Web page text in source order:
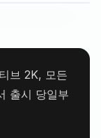
브 2K, 모든
출시 당일부